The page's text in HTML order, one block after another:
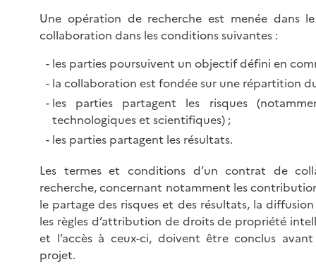
Une opération de recherche est menée dans
collaboration dans les conditions suivantes :
les parties poursuivent un objectif défini en
la collaboration est fondée sur une répartition
les parties partagent les risques
technologiques et scientifiques) ;
les parties partagent les résultats.
Les termes et conditions d’un contrat de
recherche, concernant notamment les
le partage des risques et des résultats, la
les règles d’attribution de droits de propriété
et l’accès à ceux-ci, doivent être conclus
projet.